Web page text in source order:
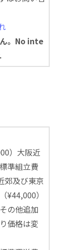
。No inte
）大阪近
準組立費
郊及び東京
¥44,000）
の他追加
価格は変